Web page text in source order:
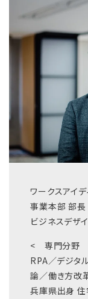
ワークスアイ
事業本部 部長
ビジネスデ
< 専門分野
RPA／デジタ
論／働き方改
兵庫県出身 住